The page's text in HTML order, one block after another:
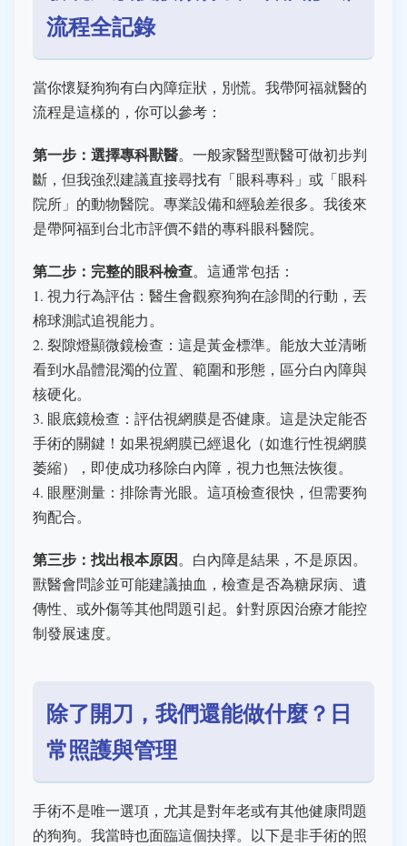
流程全記錄
當你懷疑狗狗有白內障症狀，別慌。我帶阿福就醫的
流程是這樣的，你可以參考：
第一步：選擇專科獸醫。一般家醫型獸醫可做初步判
斷，但我強烈建議直接尋找有「眼科專科」或「眼科
院所」的動物醫院。專業設備和經驗差很多。我後來
是帶阿福到台北市評價不錯的專科眼科醫院。
第二步：完整的眼科檢查。這通常包括：
1. 視力行為評估：醫生會觀察狗狗在診間的行動，丟
棉球測試追視能力。
2. 裂隙燈顯微鏡檢查：這是黃金標準。能放大並清晰
看到水晶體混濁的位置、範圍和形態，區分白內障與
核硬化。
3. 眼底鏡檢查：評估視網膜是否健康。這是決定能否
手術的關鍵！如果視網膜已經退化（如進行性視網膜
萎縮），即使成功移除白內障，視力也無法恢復。
4. 眼壓測量：排除青光眼。這項檢查很快，但需要狗
狗配合。
第三步：找出根本原因。白內障是結果，不是原因。
獸醫會問診並可能建議抽血，檢查是否為糖尿病、遺
傳性、或外傷等其他問題引起。針對原因治療才能控
制發展速度。
除了開刀，我們還能做什麼？日
常照護與管理
手術不是唯一選項，尤其是對年老或有其他健康問題
的狗狗。我當時也面臨這個抉擇。以下是非手術的照